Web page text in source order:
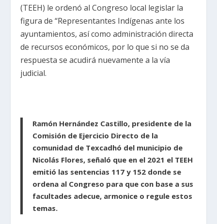
(TEEH) le ordenó al Congreso local legislar la
figura de “Representantes Indígenas ante los
ayuntamientos, así como administración directa
de recursos económicos, por lo que si no se da
respuesta se acudirá nuevamente a la vía
judicial.
Ramón Hernández Castillo, presidente de la
Comisión de Ejercicio Directo de la
comunidad de Texcadhó del municipio de
Nicolás Flores, señaló que en el 2021 el TEEH
emitió las sentencias 117 y 152 donde se
ordena al Congreso para que con base a sus
facultades adecue, armonice o regule estos
temas.